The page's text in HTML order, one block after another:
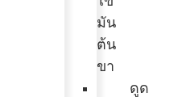
มัน
ต้น
ขา
ดูด